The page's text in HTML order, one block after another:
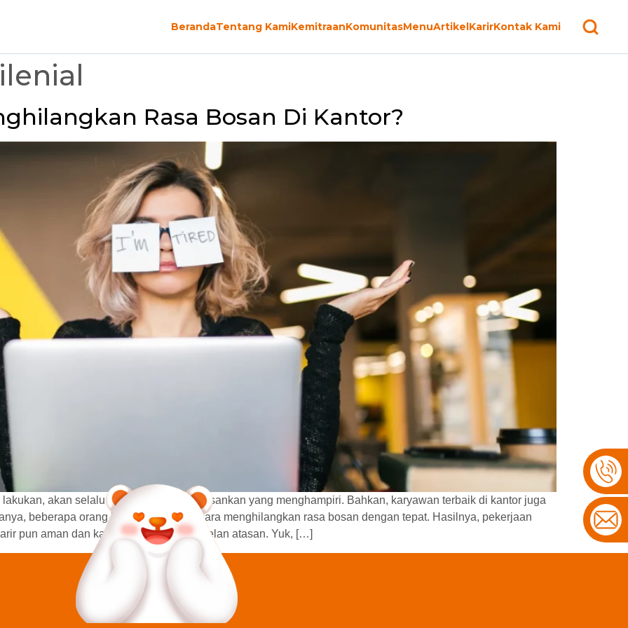
BerandaTentang KamiKemitraanKomunitasMenuArtikelKarirKontak Kami
Rasa Bosan Di Kantor?
akan selalu ada moment membosankan yang menghampiri. Bahkan, karyawan terbaik di kantor juga
beberapa orang bisa menentukan cara menghilangkan rasa bosan dengan tepat. Hasilnya, pekerjaan
pun aman dan kamu terhindar dari omelan atasan. Yuk, […]